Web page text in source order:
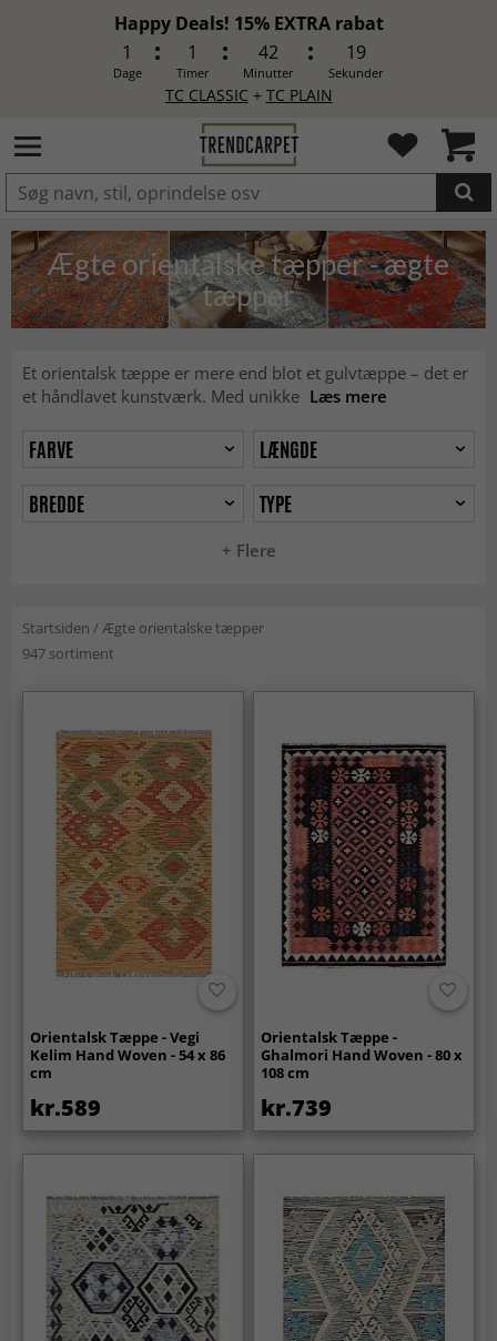
Happy Deals! 15% EXTRA rabat
1
Dage
1
Timer
42
Minutter
17
Sekunder
TC CLASSIC + TC PLAIN
LAGT I INDKØBSKURVEN.
Ægte orientalske tæpper - ægte
tæpper
Et orientalsk tæppe er mere end blot et gulvtæppe – det er
et håndlavet kunstværk. Med unikke Læs mere
+ Flere
FARVE
LÆNGDE
BREDDE
TYPE
Startsiden /Ægte orientalske tæpper
947 sortiment
Orientalsk Tæppe - Vegi
Kelim Hand Woven - 54 x 86
cm
kr.589
Orientalsk Tæppe -
Ghalmori Hand Woven - 80 x
108 cm
kr.739